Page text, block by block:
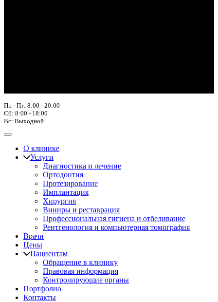
Пн - Пт: 8:00 - 20:00
Сб: 8:00 - 18:00
Вс: Выходной
О клинике
Услуги
Диагностика и лечение
Ортодонтия
Протезирование
Имплантация
Хирургия
Виниры и реставрация
Профессиональная гигиена и отбеливание
Рентгенология и компьютерная томография
Врачи
Цены
Пациентам
Обращение в клинику
Правовая информация
Контролирующие органы
Портфолио
Контакты